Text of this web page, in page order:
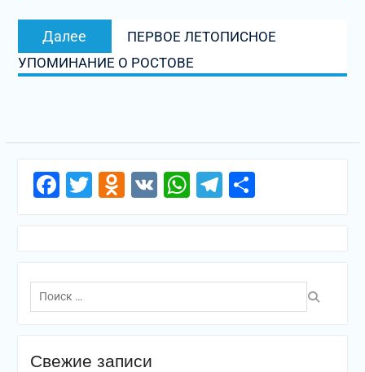
Далее
запись:
ПЕРВОЕ ЛЕТОПИСНОЕ
УПОМИНАНИЕ О РОСТОВЕ
Facebook
Twitter
Odnoklassniki
VKWhatsApp
Telegram
Поиск
по:
Свежие записи